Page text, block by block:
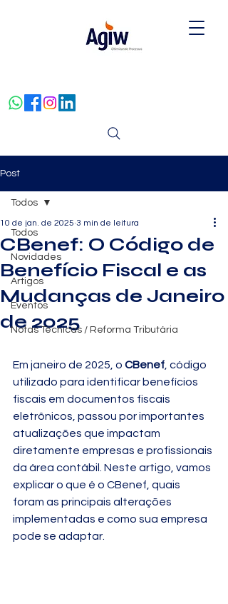
Post
Todos
Novidades
Artigos
Eventos
Notas Técnicas / Reforma Tributária
Todos
CBenef: O Código de
Benefício Fiscal e as
Mudanças de Janeiro
de 2025
10 de jan. de 2025 3 min de leitura
Em janeiro de 2025, o CBenef , código
utilizado para identificar benefícios
fiscais em documentos fiscais
eletrônicos, passou por importantes
atualizações que impactam
diretamente empresas e profissionais
da área contábil. Neste artigo, vamos
explicar o que é o CBenef, quais
foram as principais alterações
implementadas e como sua empresa
pode se adaptar.